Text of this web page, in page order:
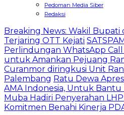
Pedoman Media Siber
Redaksi
Breaking News: Wakil Bupati
Terjaring OTT Kejati
Perlindungan WhatsApp
untuk Amankan Pejuang
Curanmor diringkusi Unit
Palembang Ratu Dewa
AMA Indonesia, Untuk Bantu
Muba Hadiri Penyerahan
Komitmen Benahi Kinerja